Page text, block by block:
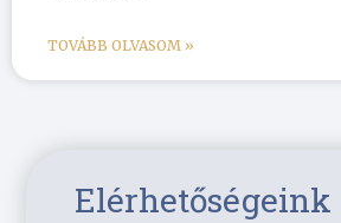
TOVÁBB OLVASOM »
Elérhetőségeink